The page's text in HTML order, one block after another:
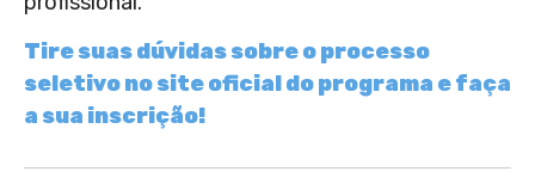
Tire suas dúvidas sobre o processo
seletivo no site oficial do programa e faça
a sua inscrição!